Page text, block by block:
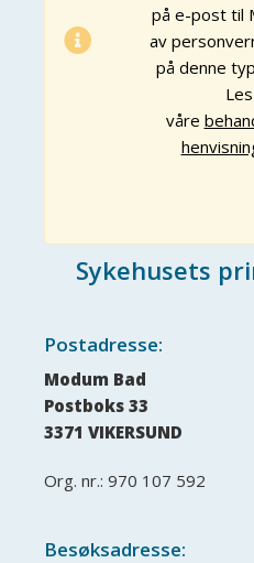
på e-post til
av
på denne
våre
Sykehusets
Postadresse:
Modum Bad
Postboks 33
3371 VIKERSUND
Org. nr.: 970 107 592
Besøksadresse: